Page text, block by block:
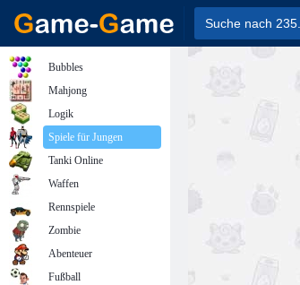
Bubbles
Mahjong
Logik
Spiele für Jungen
Tanki Online
Waffen
Rennspiele
Zombie
Abenteuer
Fußball